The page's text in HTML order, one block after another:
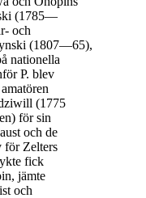
(1785—
och
(1807—65),
nationella
P. blev
(1775
för sin
och de
för Zelters
fick
jämte
och